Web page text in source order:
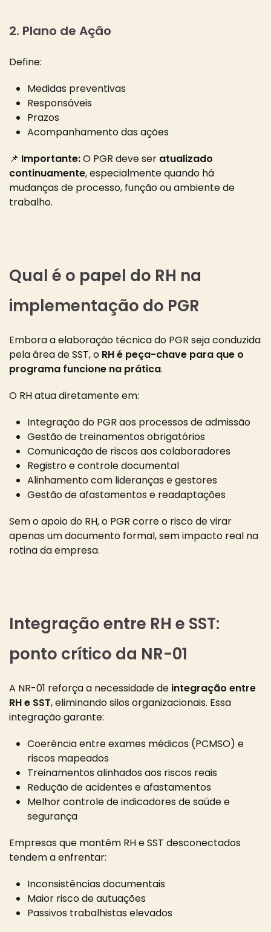
2. Plano de Ação
Define:
Medidas preventivas
Responsáveis
Prazos
Acompanhamento das ações
📌 Importante:O PGR deve ser atualizado
continuamente, especialmente quando há
mudanças de processo, função ou ambiente de
trabalho.
Qual é o papel do RH na
implementação do PGR
Embora a elaboração técnica do PGR seja conduzida
pela área de SST, o RH é peça-chave para que o
programa funcione na prática.
O RH atua diretamente em:
Integração do PGR aos processos de admissão
Gestão de treinamentos obrigatórios
Comunicação de riscos aos colaboradores
Registro e controle documental
Alinhamento com lideranças e gestores
Gestão de afastamentos e readaptações
Sem o apoio do RH, o PGR corre o risco de virar
apenas um documento formal, sem impacto real na
rotina da empresa.
Integração entre RH e SST:
ponto crítico da NR-01
A NR-01 reforça a necessidade de integração entre
RH e SST, eliminando silos organizacionais. Essa
integração garante:
Coerência entre exames médicos (PCMSO) e
riscos mapeados
Treinamentos alinhados aos riscos reais
Redução de acidentes e afastamentos
Melhor controle de indicadores de saúde e
segurança
Empresas que mantêm RH e SST desconectados
tendem a enfrentar:
Inconsistências documentais
Maior risco de autuações
Passivos trabalhistas elevados